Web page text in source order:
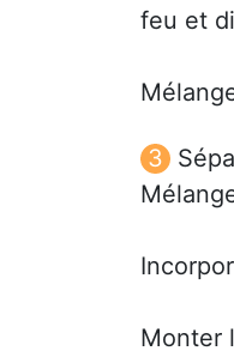
feu et
Monter